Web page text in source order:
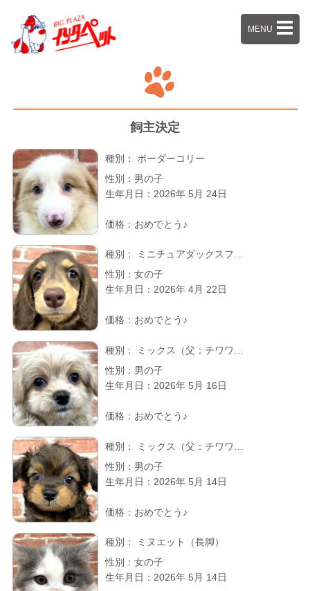
content
MENU
飼主決定
種別： ボーダーコリー
性別：男の子
生年月日：2026年 5月 24日
価格：おめでとう♪
種別：
ミニチュアダックスフ…
性別：女の子
生年月日：2026年 4月 22日
価格：おめでとう♪
種別：
ミックス（父：チワワ…
性別：男の子
生年月日：2026年 5月 16日
価格：おめでとう♪
種別：
ミックス（父：チワワ…
性別：男の子
生年月日：2026年 5月 14日
価格：おめでとう♪
種別：
ミヌエット（長脚）
性別：女の子
生年月日：2026年 5月 14日